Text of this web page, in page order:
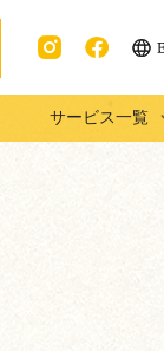
ram
ook
サービス一覧